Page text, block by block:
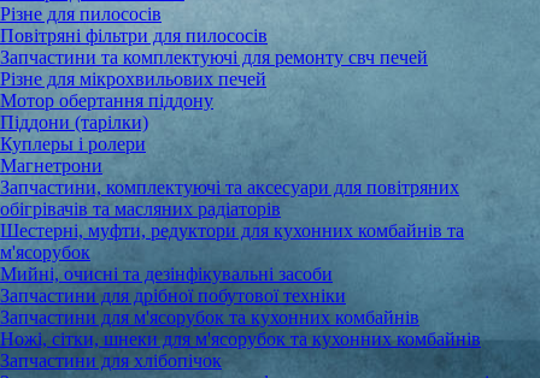
Різне для пилососів
Повітряні фільтри для пилососів
Запчастини та комплектуючі для ремонту свч печей
Різне для мікрохвильових печей
Мотор обертання піддону
Піддони (тарілки)
Куплеры і ролери
Магнетрони
Запчастини, комплектуючі та аксесуари для повітряних
обігрівачів та масляних радіаторів
Шестерні, муфти, редуктори для кухонних комбайнів та
м'ясорубок
Мийні, очисні та дезінфікувальні засоби
Запчастини для дрібної побутової техніки
Запчастини для м'ясорубок та кухонних комбайнів
Ножі, сітки, шнеки для м'ясорубок та кухонних комбайнів
Запчастини для хлібопічок